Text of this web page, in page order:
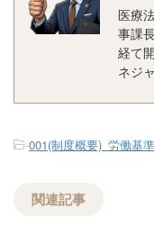
医療
事課
経て
ネジ
-001(制度概要)_労働基準
関連記事